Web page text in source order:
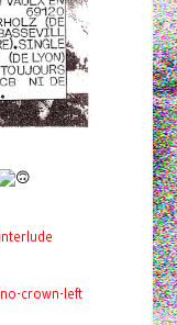
crown-left